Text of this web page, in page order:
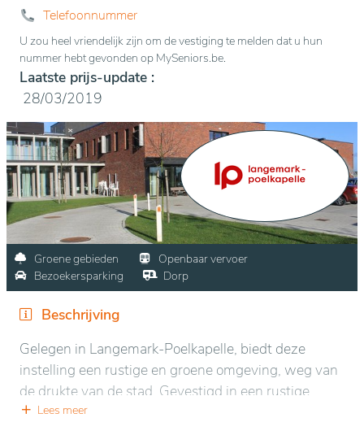
Telefoonnummer
U zou heel vriendelijk zijn om de vestiging te melden dat u hun
nummer hebt gevonden op MySeniors.be.
Laatste prijs-update :
28/03/2019
Groene gebieden
Openbaar vervoer
Bezoekersparking
Dorp
Beschrijving
Gelegen in Langemark-Poelkapelle, biedt deze
instelling een rustige en groene omgeving, weg van
de drukte van de stad. Gevestigd in een rustige
woonwijk, is ze omringd door verzorgde tuinen en
Lees meer